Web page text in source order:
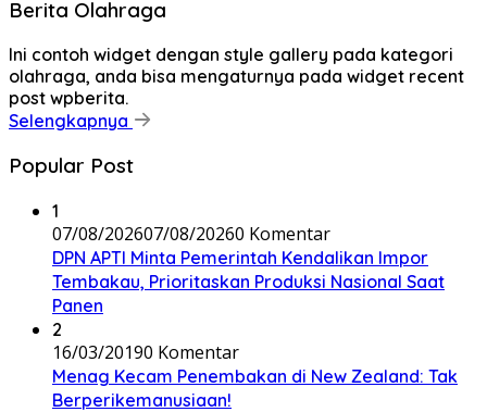
Berita Olahraga
Ini contoh widget dengan style gallery pada kategori
olahraga, anda bisa mengaturnya pada widget recent
post wpberita.
Selengkapnya
Popular Post
1
07/08/202607/08/20260 Komentar
DPN APTI Minta Pemerintah Kendalikan Impor
Tembakau, Prioritaskan Produksi Nasional Saat
Panen
2
16/03/20190 Komentar
Menag Kecam Penembakan di New Zealand: Tak
Berperikemanusiaan!